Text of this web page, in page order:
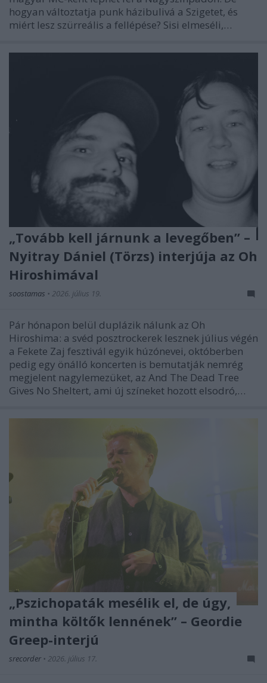
hogyan változtatja punk házibulivá a Szigetet, és
miért lesz szürreális a fellépése? Sisi elmeséli,…
„Tovább kell járnunk a levegőben” –
Nyitray Dániel (Törzs) interjúja az Oh
Hiroshimával
soostamas • 2026. július 19.
Pár hónapon belül duplázik nálunk az Oh
Hiroshima: a svéd posztrockerek lesznek július végén
a Fekete Zaj fesztivál egyik húzónevei, októberben
pedig egy önálló koncerten is bemutatják nemrég
megjelent nagylemezüket, az And The Dead Tree
Gives No Sheltert, ami új színeket hozott elsodró,…
„Pszichopaták mesélik el, de úgy,
mintha költők lennének” – Geordie
Greep-interjú
srecorder • 2026. július 17.